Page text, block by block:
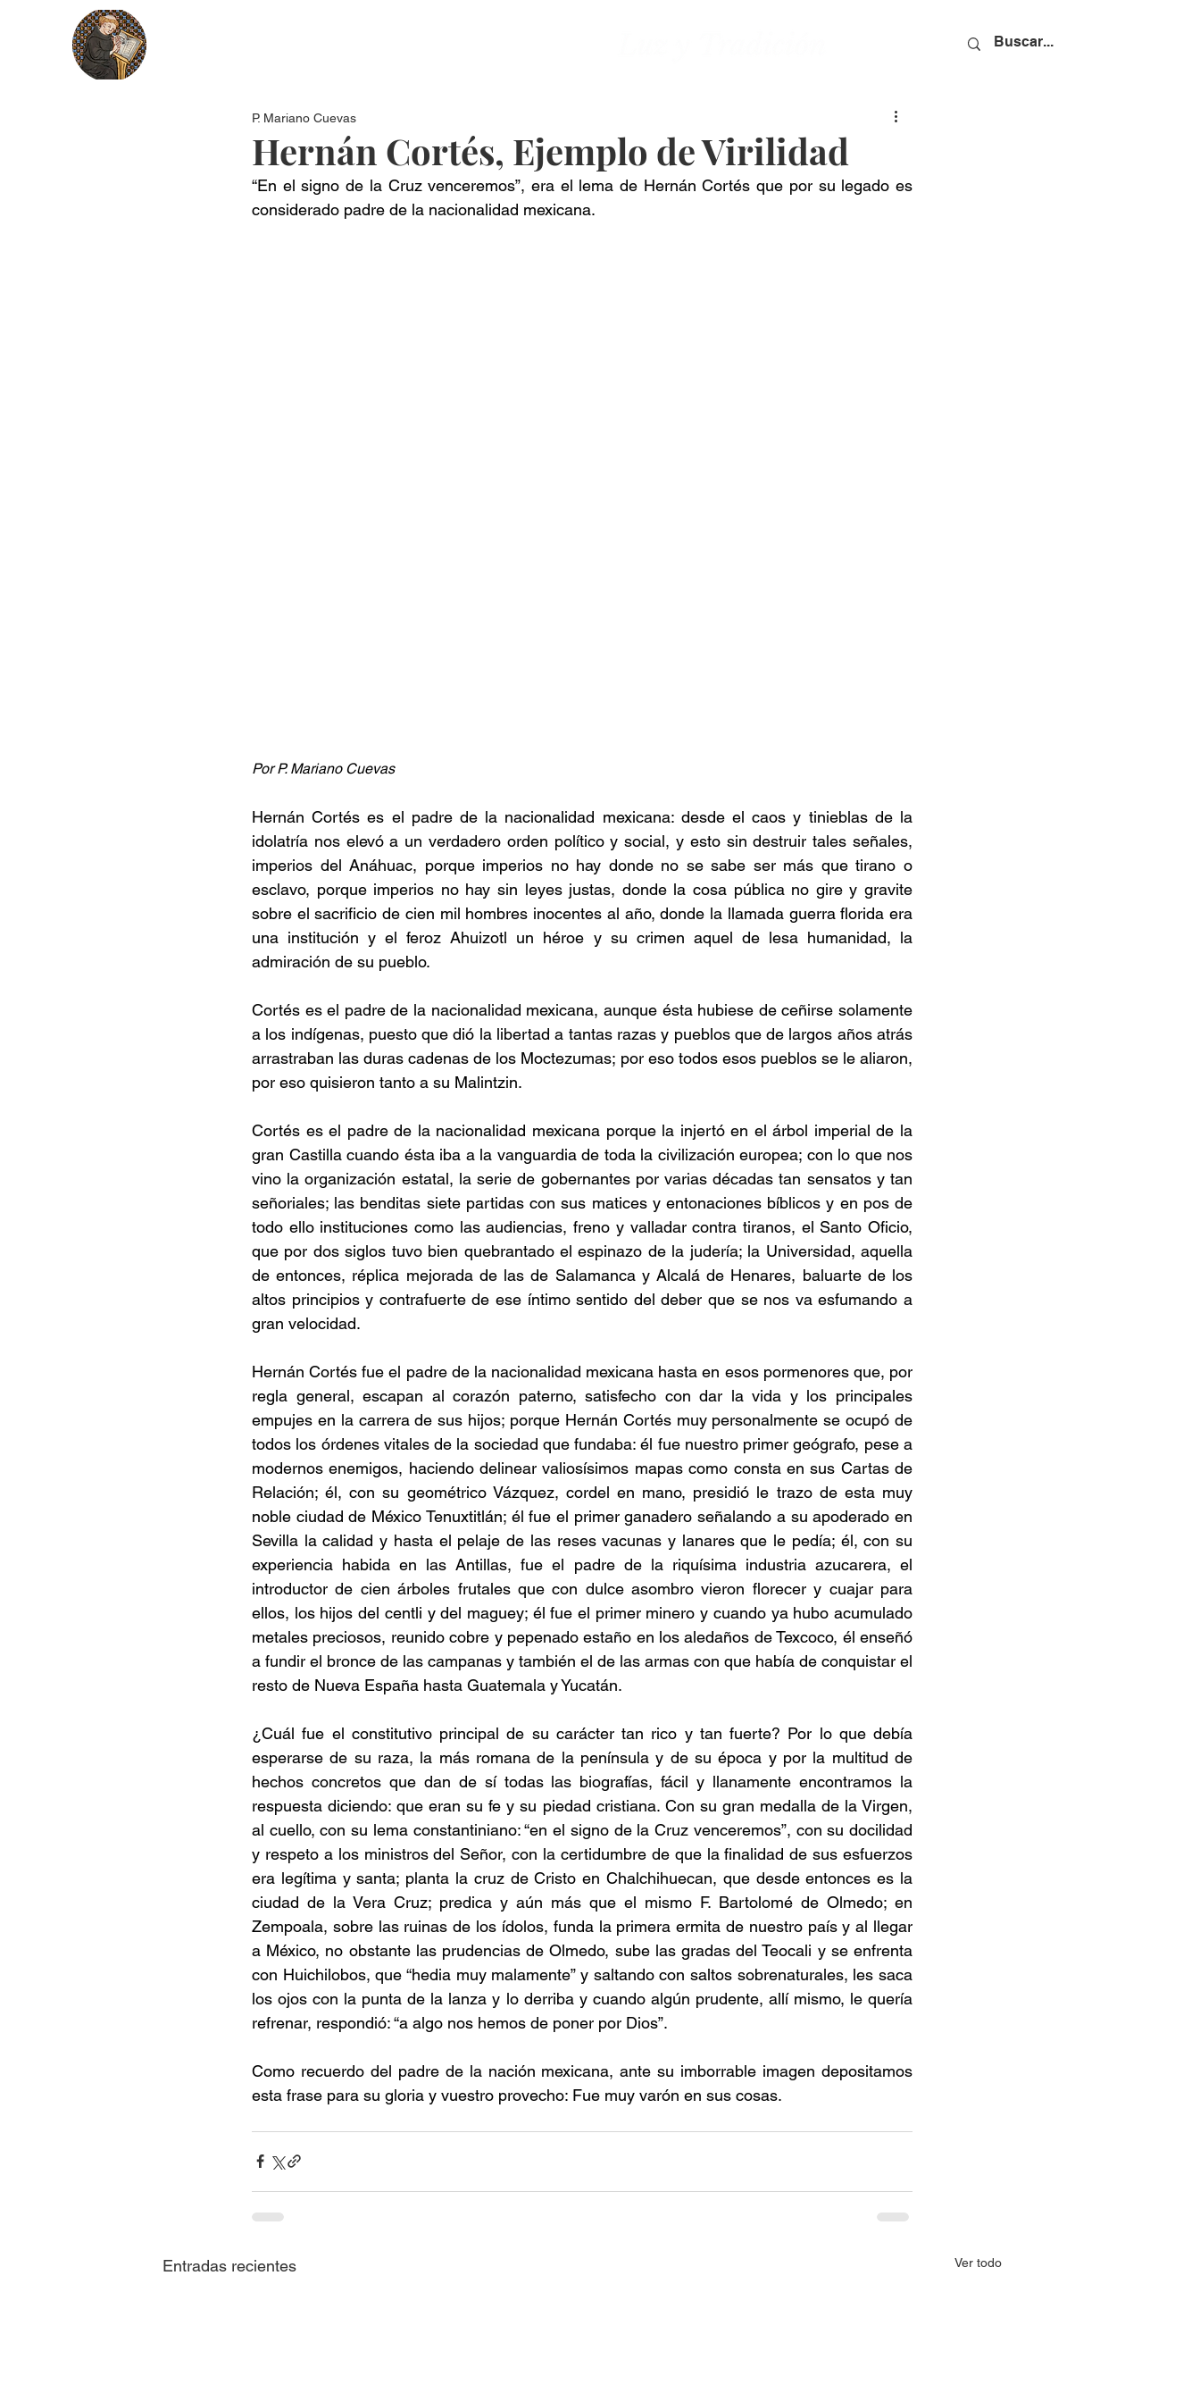
Hernán Cortés, Ejemplo de Virilidad
P. Mariano Cuevas
“En el signo de la Cruz venceremos”, era el lema de Hernán Cortés que por su legado es
considerado padre de la nacionalidad mexicana.
Por P. Mariano Cuevas
Hernán Cortés es el padre de la nacionalidad mexicana: desde el caos y tinieblas de la
idolatría nos elevó a un verdadero orden político y social, y esto sin destruir tales señales,
imperios del Anáhuac, porque imperios no hay donde no se sabe ser más que tirano o
esclavo, porque imperios no hay sin leyes justas, donde la cosa pública no gire y gravite
sobre el sacrificio de cien mil hombres inocentes al año, donde la llamada guerra florida era
una institución y el feroz Ahuizotl un héroe y su crimen aquel de lesa humanidad, la
admiración de su pueblo.
Cortés es el padre de la nacionalidad mexicana, aunque ésta hubiese de ceñirse solamente
a los indígenas, puesto que dió la libertad a tantas razas y pueblos que de largos años atrás
arrastraban las duras cadenas de los Moctezumas; por eso todos esos pueblos se le aliaron,
por eso quisieron tanto a su Malintzin.
Cortés es el padre de la nacionalidad mexicana porque la injertó en el árbol imperial de la
gran Castilla cuando ésta iba a la vanguardia de toda la civilización europea; con lo que nos
vino la organización estatal, la serie de gobernantes por varias décadas tan sensatos y tan
señoriales; las benditas siete partidas con sus matices y entonaciones bíblicos y en pos de
todo ello instituciones como las audiencias, freno y valladar contra tiranos, el Santo Oficio,
que por dos siglos tuvo bien quebrantado el espinazo de la judería; la Universidad, aquella
de entonces, réplica mejorada de las de Salamanca y Alcalá de Henares, baluarte de los
altos principios y contrafuerte de ese íntimo sentido del deber que se nos va esfumando a
gran velocidad.
Hernán Cortés fue el padre de la nacionalidad mexicana hasta en esos pormenores que, por
regla general, escapan al corazón paterno, satisfecho con dar la vida y los principales
empujes en la carrera de sus hijos; porque Hernán Cortés muy personalmente se ocupó de
todos los órdenes vitales de la sociedad que fundaba: él fue nuestro primer geógrafo, pese a
modernos enemigos, haciendo delinear valiosísimos mapas como consta en sus Cartas de
Relación; él, con su geométrico Vázquez, cordel en mano, presidió le trazo de esta muy
noble ciudad de México Tenuxtitlán; él fue el primer ganadero señalando a su apoderado en
Sevilla la calidad y hasta el pelaje de las reses vacunas y lanares que le pedía; él, con su
experiencia habida en las Antillas, fue el padre de la riquísima industria azucarera, el
introductor de cien árboles frutales que con dulce asombro vieron florecer y cuajar para
ellos, los hijos del centli y del maguey; él fue el primer minero y cuando ya hubo acumulado
metales preciosos, reunido cobre y pepenado estaño en los aledaños de Texcoco, él enseñó
a fundir el bronce de las campanas y también el de las armas con que había de conquistar el
resto de Nueva España hasta Guatemala y Yucatán.
¿Cuál fue el constitutivo principal de su carácter tan rico y tan fuerte? Por lo que debía
esperarse de su raza, la más romana de la península y de su época y por la multitud de
hechos concretos que dan de sí todas las biografías, fácil y llanamente encontramos la
respuesta diciendo: que eran su fe y su piedad cristiana. Con su gran medalla de la Virgen,
al cuello, con su lema constantiniano: “en el signo de la Cruz venceremos”, con su docilidad
y respeto a los ministros del Señor, con la certidumbre de que la finalidad de sus esfuerzos
era legítima y santa; planta la cruz de Cristo en Chalchihuecan, que desde entonces es la
ciudad de la Vera Cruz; predica y aún más que el mismo F. Bartolomé de Olmedo; en
Zempoala, sobre las ruinas de los ídolos, funda la primera ermita de nuestro país y al llegar
a México, no obstante las prudencias de Olmedo, sube las gradas del Teocali y se enfrenta
con Huichilobos, que “hedia muy malamente” y saltando con saltos sobrenaturales, les saca
los ojos con la punta de la lanza y lo derriba y cuando algún prudente, allí mismo, le quería
refrenar, respondió: “a algo nos hemos de poner por Dios”.
Como recuerdo del padre de la nación mexicana, ante su imborrable imagen depositamos
esta frase para su gloria y vuestro provecho: Fue muy varón en sus cosas.
Entradas recientes Ver todo